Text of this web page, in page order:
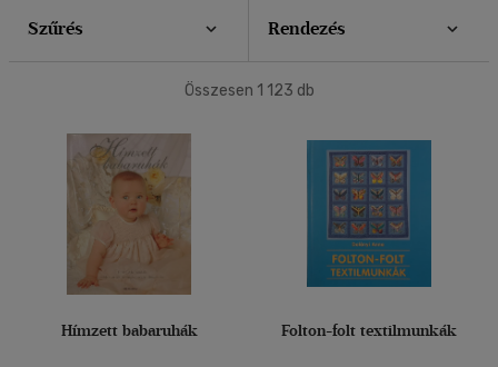
Gyermek és ifjúsági(1)
Felnőtt(74)
Nyelv szerint
Magyar
(64)
Angol
(13)
Német
(1)
Szűrés Rendezés
40 db / oldal
Összesen 1 123 db
Hímzett babaruhák Folton-folt textilmunkák